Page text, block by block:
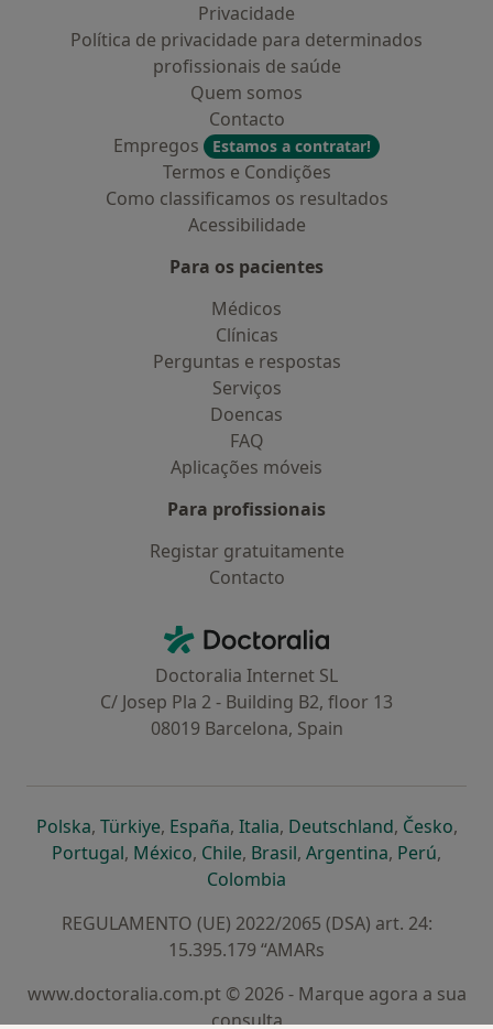
Privacidade
Política de privacidade para determinados
profissionais de saúde
Quem somos
Contacto
Empregos
Estamos a contratar!
Termos e Condições
Como classificamos os resultados
Acessibilidade
Para os pacientes
Médicos
Clínicas
Perguntas e respostas
Serviços
Doencas
FAQ
Aplicações móveis
Para profissionais
Registar gratuitamente
Contacto
Doctoralia - Homepage
Doctoralia Internet SL
C/ Josep Pla 2 - Building B2, floor 13
08019 Barcelona, Spain
Polskaabre num novo separador
, Türkiyeabre num novo separador
, Españaabre num novo separador
, Italiaabre num novo
, Deutschlandabre num
, Česko,
Portugalabre num novo separador
, Méxicoabre num novo separador
, Chileabre num novo separador
, Brasilabre num novo
, Argentinaabre num
, Perúabre
,
Colombia
REGULAMENTO (UE) 2022/2065 (DSA) art. 24:
15.395.179 “AMARs
www.doctoralia.com.pt © 2026 - Marque agora a sua
consulta